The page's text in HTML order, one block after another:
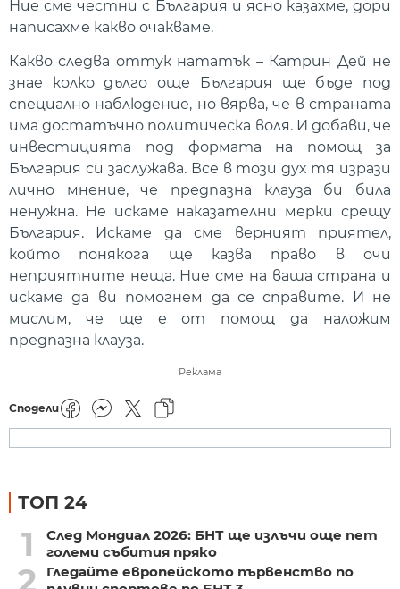
Ние сме честни с България и ясно казахме, дори
написахме какво очакваме.
Какво следва оттук нататък – Катрин Дей не
знае колко дълго още България ще бъде под
специално наблюдение, но вярва, че в страната
има достатъчно политическа воля. И добави, че
инвестицията под формата на помощ за
България си заслужава. Все в този дух тя изрази
лично мнение, че предпазна клауза би била
ненужна. Не искаме наказателни мерки срещу
България. Искаме да сме верният приятел,
който понякога ще казва право в очи
неприятните неща. Ние сме на ваша страна и
искаме да ви помогнем да се справите. И не
мислим, че ще е от помощ да наложим
предпазна клауза.
Реклама
Сподели
ТОП 24
1
След Мондиал 2026: БНТ ще излъчи още пет
големи събития пряко
Гледайте европейското първенство по